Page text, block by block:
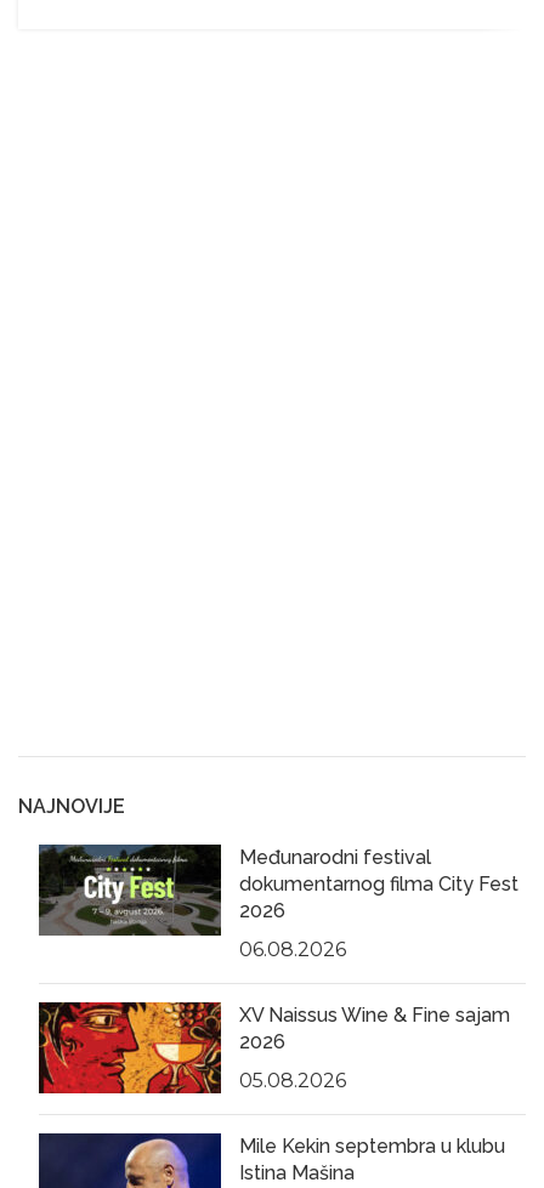
NAJNOVIJE
Međunarodni festival
dokumentarnog filma City Fest
2026
06.08.2026
XV Naissus Wine & Fine sajam
2026
05.08.2026
Mile Kekin septembra u klubu
Istina Mašina